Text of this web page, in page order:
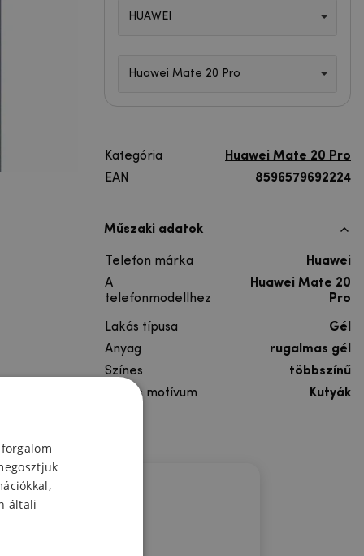
HUAWEI
Huawei Mate 20 Pro
Kategória
Huawei Mate 20 Pro
EAN
8596579692224
Műszaki adatok
Telefon márka
Huawei
A
telefonmodellhez
Huawei Mate 20
Pro
Lakás típusa
Gél
Anyag
rugalmas gél
Színes
többszínű
Színes motívum
Kutyák
általi